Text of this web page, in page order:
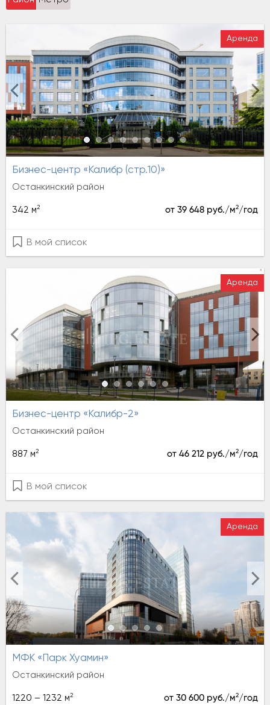
Аренда
Бизнес-центр «Калибр (стр.10)»
Останкинский район
342 м2 от 39 648 руб./м2/год
В мой список
Аренда
Бизнес-центр «Калибр-2»
Останкинский район
887 м2 от 46 212 руб./м2/год
В мой список
Аренда
МФК «Парк Хуамин»
Останкинский район
1220 – 1232 м2 от 30 600 руб./м2/год